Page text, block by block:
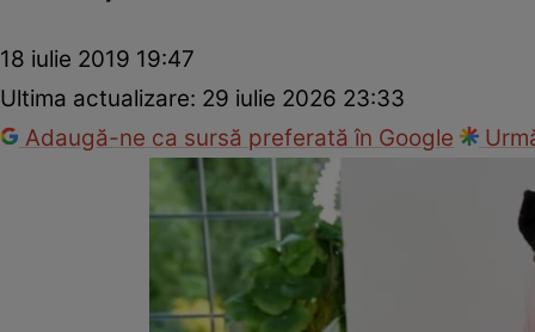
18 iulie 2019 19:47
Ultima actualizare: 29 iulie 2026 23:33
Adaugă-ne ca sursă preferată în Google